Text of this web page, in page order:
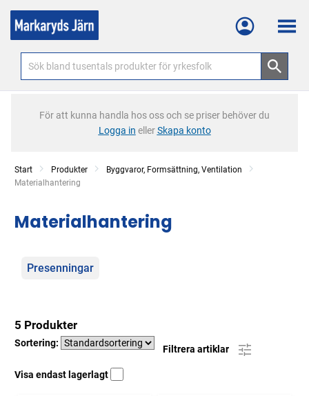
Meny
För att kunna handla hos oss och se priser behöver du
Logga in ellerSkapa konto
Start Produkter
Byggvaror, Formsättning, Ventilation
Current:
Materialhantering
Materialhantering
Kategorier
Presenningar
5 Produkter
Sortering:
Filtrera artiklar
Visa endast lagerlagt